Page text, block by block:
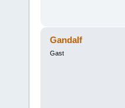
Gandalf
Gast